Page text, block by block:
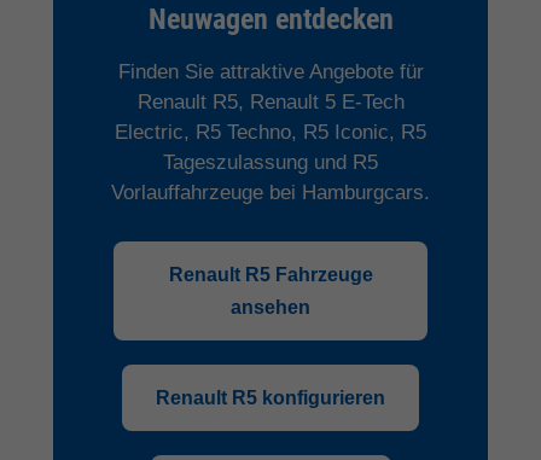
Neuwagen entdecken
Finden Sie attraktive Angebote für
Renault R5, Renault 5 E-Tech
Electric, R5 Techno, R5 Iconic, R5
Tageszulassung und R5
Vorlauffahrzeuge bei Hamburgcars.
Renault R5 Fahrzeuge
ansehen
Renault R5 konfigurieren